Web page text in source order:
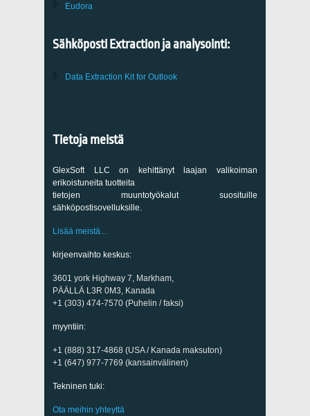
Eudora
Sähköposti Extraction ja analysointi:
Data Extraction Kit for Outlook
Tietoja meistä
GlexSoft LLC on kehittänyt laajan valikoiman
erikoistuneita tuotteita
tietojen muuntotyökalut suosituille
sähköpostisovelluksille.
Lisää meistä...
kirjeenvaihto keskus:
3601 york Highway 7, Markham,
PÄÄLLÄ L3R 0M3, Kanada
+1 (303) 474-7570 (Puhelin / faksi)
myyntiin:
+1 (888) 317-4868 (USA / Kanada maksuton)
+1 (647) 977-7769 (kansainvälinen)
Tekninen tuki:
Ota meihin yhteyttä